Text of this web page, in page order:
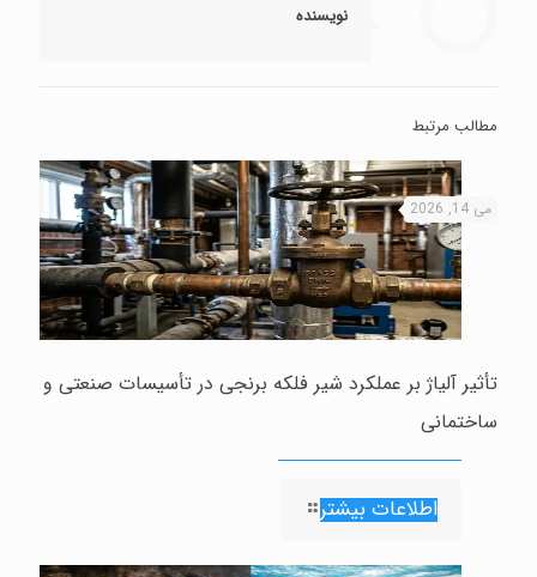
نویسنده
مطالب مرتبط
می 14, 2026
تأثیر آلیاژ بر عملکرد شیر فلکه برنجی در تأسیسات صنعتی و
ساختمانی
اطلاعات بیشتر